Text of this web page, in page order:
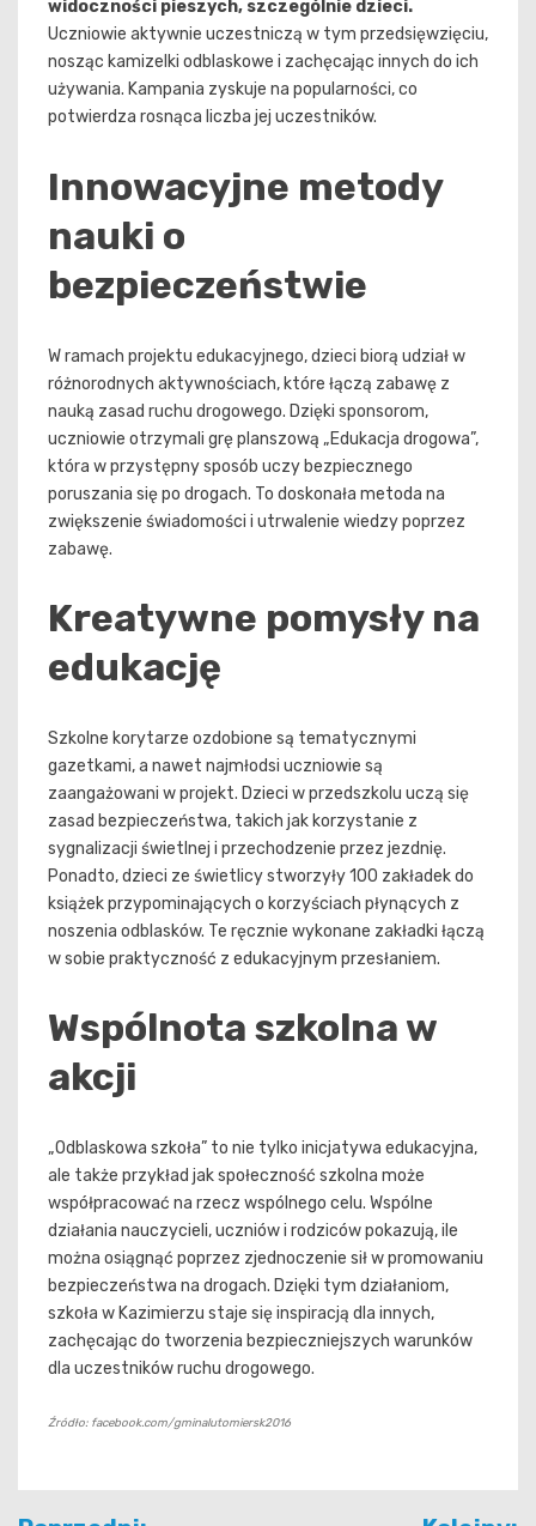
widoczności pieszych, szczególnie dzieci.
Uczniowie aktywnie uczestniczą w tym przedsięwzięciu,
nosząc kamizelki odblaskowe i zachęcając innych do ich
używania. Kampania zyskuje na popularności, co
potwierdza rosnąca liczba jej uczestników.
Innowacyjne metody
nauki o
bezpieczeństwie
W ramach projektu edukacyjnego, dzieci biorą udział w
różnorodnych aktywnościach, które łączą zabawę z
nauką zasad ruchu drogowego. Dzięki sponsorom,
uczniowie otrzymali grę planszową „Edukacja drogowa”,
która w przystępny sposób uczy bezpiecznego
poruszania się po drogach. To doskonała metoda na
zwiększenie świadomości i utrwalenie wiedzy poprzez
zabawę.
Kreatywne pomysły na
edukację
Szkolne korytarze ozdobione są tematycznymi
gazetkami, a nawet najmłodsi uczniowie są
zaangażowani w projekt. Dzieci w przedszkolu uczą się
zasad bezpieczeństwa, takich jak korzystanie z
sygnalizacji świetlnej i przechodzenie przez jezdnię.
Ponadto, dzieci ze świetlicy stworzyły 100 zakładek do
książek przypominających o korzyściach płynących z
noszenia odblasków. Te ręcznie wykonane zakładki łączą
w sobie praktyczność z edukacyjnym przesłaniem.
Wspólnota szkolna w
akcji
„Odblaskowa szkoła” to nie tylko inicjatywa edukacyjna,
ale także przykład jak społeczność szkolna może
współpracować na rzecz wspólnego celu. Wspólne
działania nauczycieli, uczniów i rodziców pokazują, ile
można osiągnąć poprzez zjednoczenie sił w promowaniu
bezpieczeństwa na drogach. Dzięki tym działaniom,
szkoła w Kazimierzu staje się inspiracją dla innych,
zachęcając do tworzenia bezpieczniejszych warunków
dla uczestników ruchu drogowego.
Źródło: facebook.com/gminalutomiersk2016
Nawigacja